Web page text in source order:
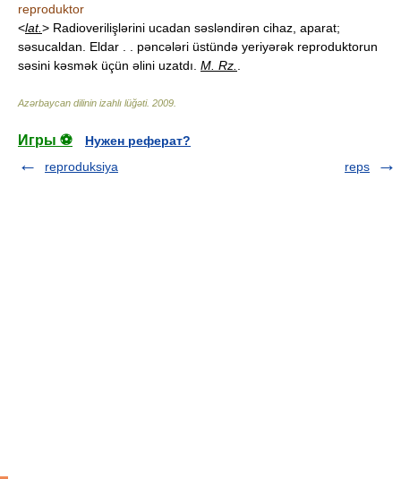
reproduktor
<lat.> Radioverilişlərini ucadan səsləndirən cihaz, aparat;
səsucaldan. Eldar . . pəncələri üstündə yeriyərək reproduktorun
səsini kəsmək üçün əlini uzatdı. M. Rz.
Azərbaycan dilinin izahlı lüğəti. 2009
Игры ⚽
Нужен реферат?
reproduksiya
reps